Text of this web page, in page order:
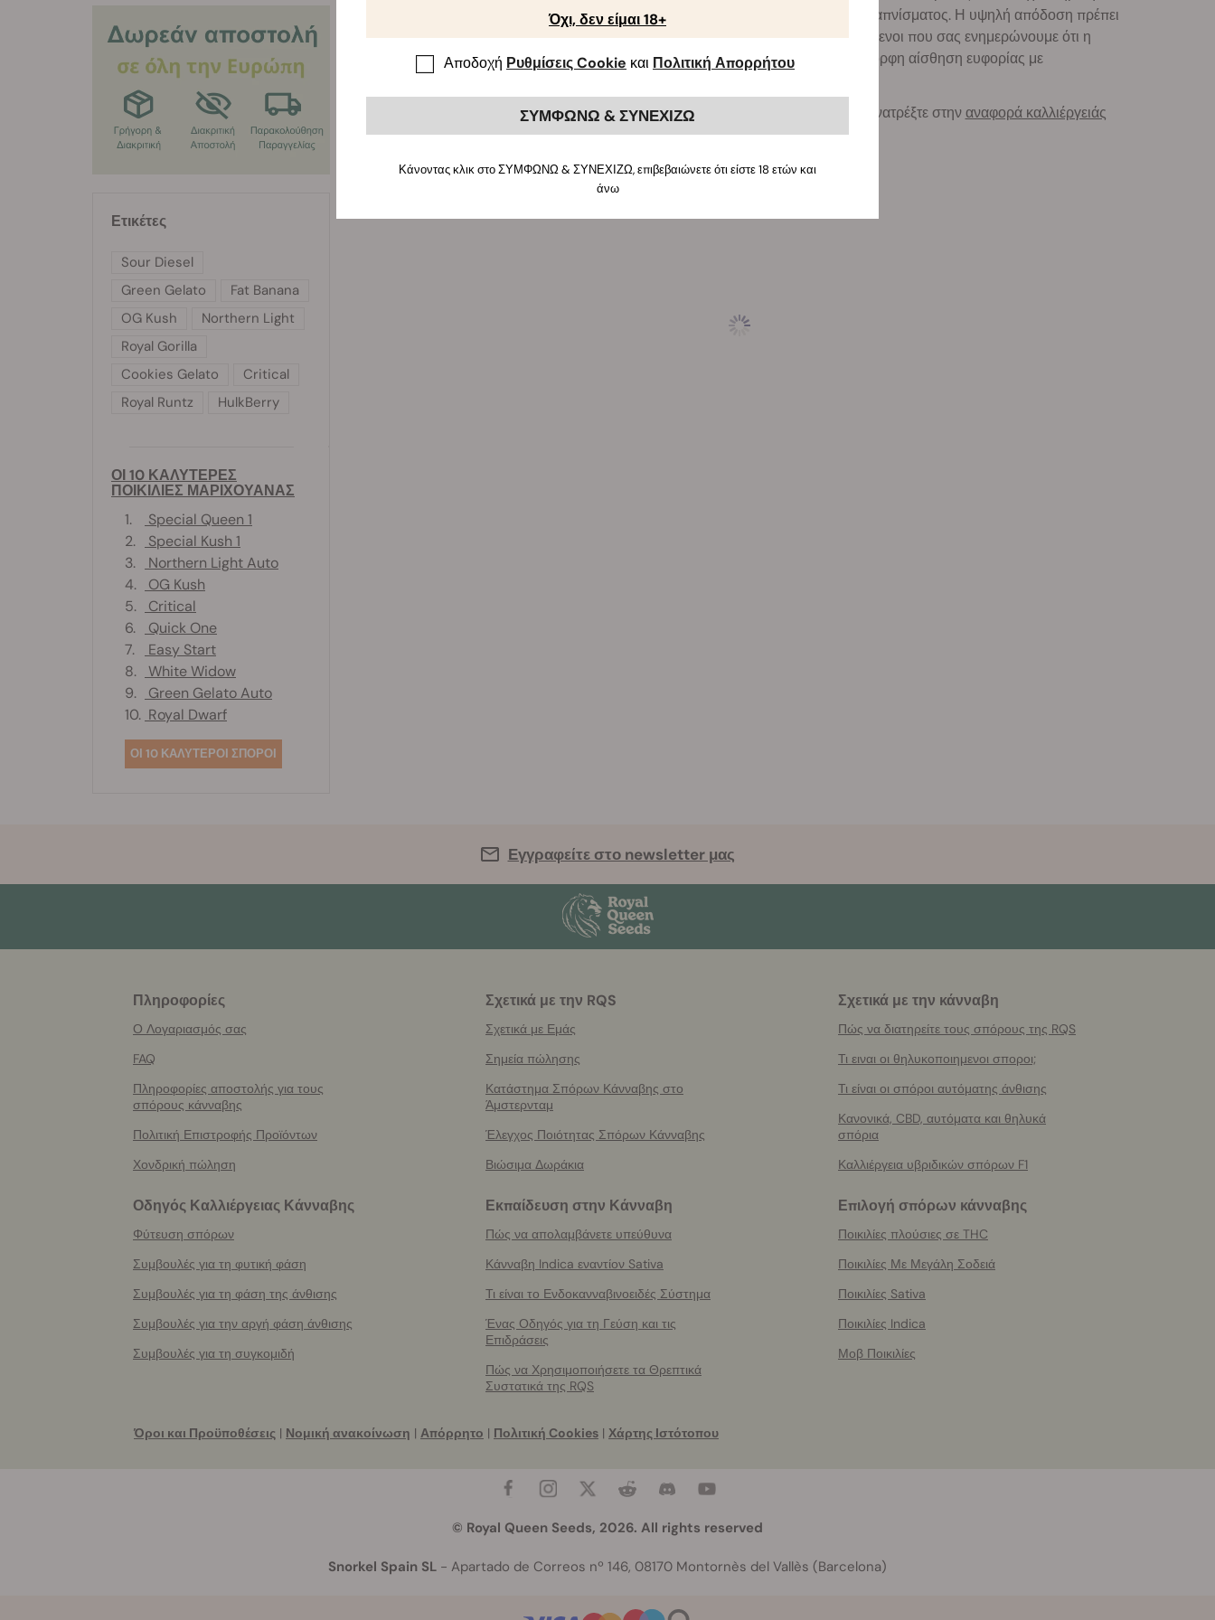
καλλιέργεια ενός τόσο αποδοτικού φυτού που δε θα προσέφερε υψηλή ποιότητα καπνίσματος. Η υψηλή απόδοση πρέπει
να συνοδεύεται και από ένα δυνατό αίσθημα ευφορίας. Επομένως, είμαστε χαρούμενοι που σας ενημερώνουμε ότι η
ποικιλία Critical προσφέρει εξίσου μεγάλη χαλάρωση και σοδειά.Προκαλεί μία όμορφη αίσθηση ευφορίας με
Για περισσότερες πληροφορίες σχετικά με την καλλιέργεια της ποικιλίας Critical, ανατρέξτε στηναναφορά καλλιέργειάς
μας.
Ετικέτες
Sour Diesel
Green Gelato
Fat Banana
OG Kush
Northern Light
Royal Gorilla
Cookies Gelato
Critical
Royal Runtz
HulkBerry
ΟΙ 10 ΚΑΛΥΤΕΡΕΣ
ΠΟΙΚΙΛΙΕΣ ΜΑΡΙΧΟΥΑΝΑΣ
1.
Special Queen 1
2.
Special Kush 1
3.
Northern Light Auto
4.
OG Kush
5.
Critical
6.
Quick One
7.
Easy Start
8.
White Widow
9.
Green Gelato Auto
10. Royal Dwarf
ΟΙ 10 ΚΑΛΥΤΕΡΟΙ ΣΠΟΡΟΙ
Εγγραφείτε στο newsletter μας
Πληροφορίες
Ο Λογαριασμός σας
FAQ
Πληροφορίες αποστολής για τους
σπόρους κάνναβης
Πολιτική Επιστροφής Προϊόντων
Χονδρική πώληση
Σχετικά με την RQS
Σχετικά με Εμάς
Σημεία πώλησης
Κατάστημα Σπόρων Κάνναβης στο
Άμστερνταμ
Έλεγχος Ποιότητας Σπόρων Κάνναβης
Βιώσιμα Δωράκια
Σχετικά με την κάνναβη
Πώς να διατηρείτε τους σπόρους της RQS
Τι ειναι οι θηλυκοποιημενοι σποροι;
Τι είναι οι σπόροι αυτόματης άνθισης
Κανονικά, CBD, αυτόματα και θηλυκά
σπόρια
Καλλιέργεια υβριδικών σπόρων F1
Οδηγός Καλλιέργειας Κάνναβης
Φύτευση σπόρων
Συμβουλές για τη φυτική φάση
Συμβουλές για τη φάση της άνθισης
Συμβουλές για την αργή φάση άνθισης
Συμβουλές για τη συγκομιδή
Εκπαίδευση στην Κάνναβη
Πώς να απολαμβάνετε υπεύθυνα
Κάνναβη Indica εναντίον Sativa
Τι είναι το Ενδοκανναβινοειδές Σύστημα
Ένας Οδηγός για τη Γεύση και τις
Επιδράσεις
Πώς να Χρησιμοποιήσετε τα Θρεπτικά
Συστατικά της RQS
Επιλογή σπόρων κάνναβης
Ποικιλίες πλούσιες σε THC
Ποικιλίες Με Μεγάλη Σοδειά
Ποικιλίες Sativa
Ποικιλίες Indica
Μοβ Ποικιλίες
Όροι και Προϋποθέσεις | Νομική ανακοίνωση | Απόρρητο | Πολιτική Cookies | Χάρτης Ιστότοπου
© Royal Queen Seeds, 2026. All rights reserved
Snorkel Spain SL - Apartado de Correos nº 146, 08170 Montornès del Vallès (Barcelona)
Όχι, δεν είμαι 18+
Αποδοχή Ρυθμίσεις Cookie και Πολιτική Απορρήτου
ΣΥΜΦΩΝΩ & ΣΥΝΕΧΙΖΩ
Κάνοντας κλικ στο ΣΥΜΦΩΝΩ & ΣΥΝΕΧΙΖΩ, επιβεβαιώνετε ότι είστε 18 ετών και
άνω